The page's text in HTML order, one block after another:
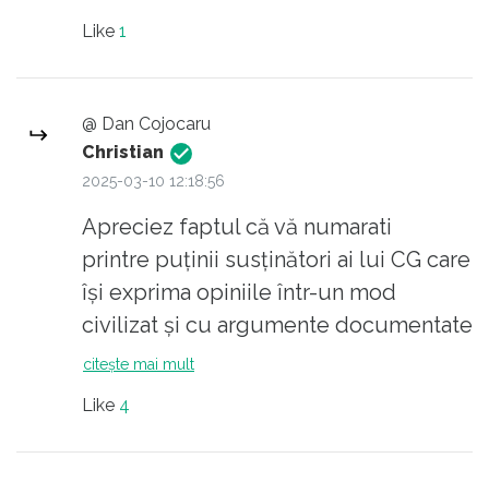
defavorizat. Hai, că e OK, suntem
alături de tine :-) :-)
Like 1
@ Dan Cojocaru
Christian
2025-03-10 12:18:56
Apreciez faptul că vă numarati
printre puținii susținători ai lui CG care
își exprima opiniile într-un mod
civilizat și cu argumente documentate
zic eu. Aș dori totuși să vă transmit că
suveranist, cu accente de dictatura și
citește mai mult
Like 4